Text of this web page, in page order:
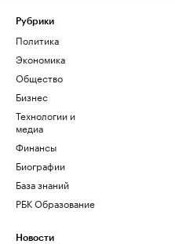
Рубрики
Политика
Экономика
Общество
Бизнес
Технологии и
медиа
Финансы
Биографии
База знаний
РБК Образование
Новости